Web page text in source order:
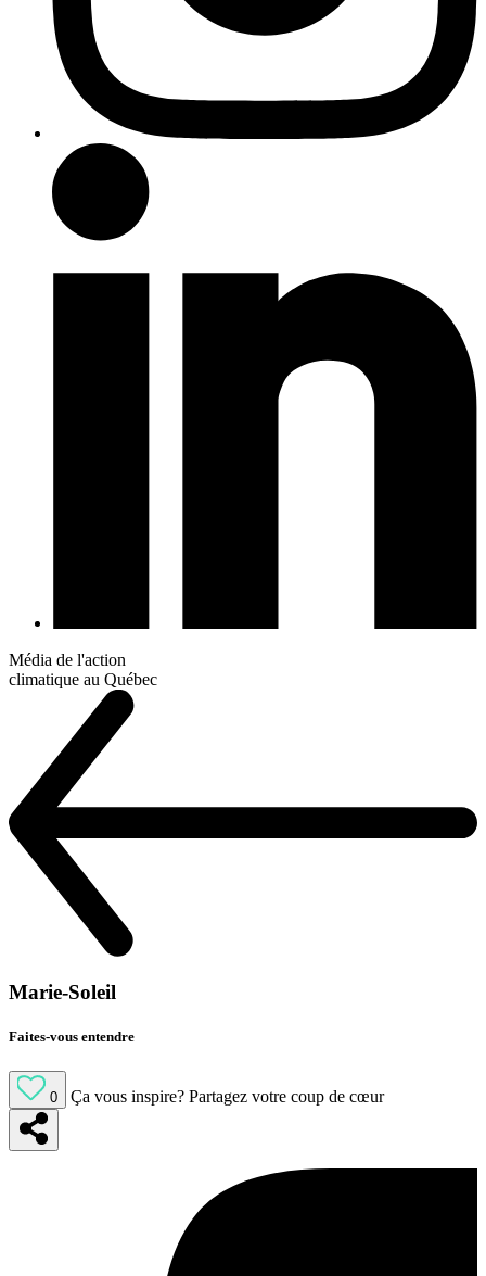
Média de l'action
climatique au Québec
Marie-Soleil
Faites-vous entendre
0 Ça vous inspire? Partagez votre coup de cœur